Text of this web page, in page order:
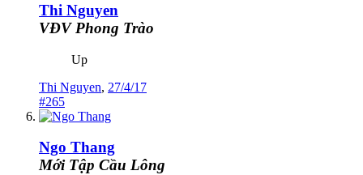
Thi Nguyen
VĐV Phong Trào
Up
Thi Nguyen, 27/4/17
#265
Ngo Thang
Mới Tập Cầu Lông